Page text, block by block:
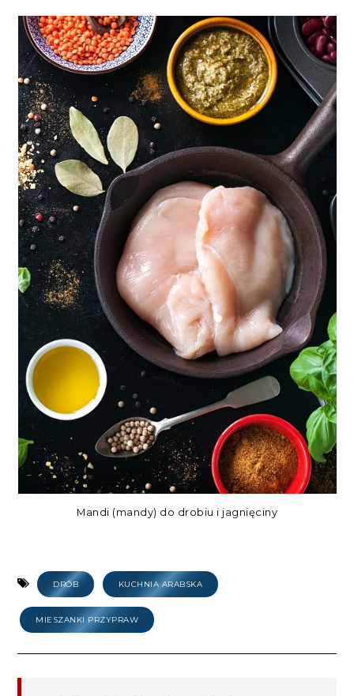
Mandi (mandy) do drobiu i jagnięciny
DRÓB KUCHNIA ARABSKA
MIESZANKI PRZYPRAW